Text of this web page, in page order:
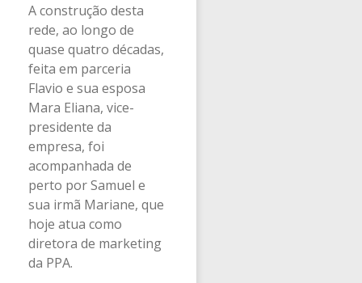
A construção desta
rede, ao longo de
quase quatro décadas,
feita em parceria
Flavio e sua esposa
Mara Eliana, vice-
presidente da
empresa, foi
acompanhada de
perto por Samuel e
sua irmã Mariane, que
hoje atua como
diretora de marketing
da PPA.